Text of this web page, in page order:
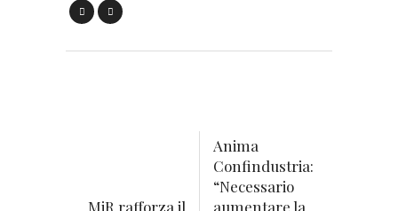
MiR rafforza il
Anima
Confindustria:
“Necessario
aumentare la